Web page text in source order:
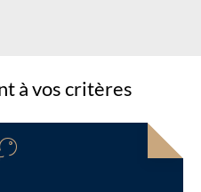
à vos critères